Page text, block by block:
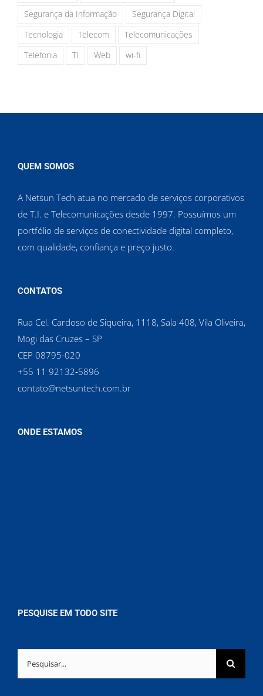
Segurança da Informação
Segurança Digital
Tecnologia
Telecom
Telecomunicações
Telefonia
TI Web wi-fi
QUEM SOMOS
A Netsun Tech atua no mercado de serviços corporativos
de T.I. e Telecomunicações desde 1997. Possuímos um
portfólio de serviços de conectividade digital completo,
com qualidade, confiança e preço justo.
CONTATOS
Rua Cel. Cardoso de Siqueira, 1118, Sala 408, Vila Oliveira,
Mogi das Cruzes – SP
CEP 08795-020
‪+55 11 92132‑5896‬
contato@netsuntech.com.br
ONDE ESTAMOS
PESQUISE EM TODO SITE